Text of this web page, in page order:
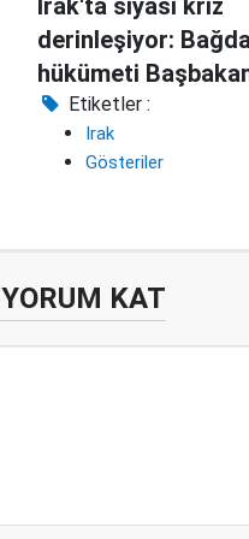
Irak'ta siyasi kriz
derinleşiyor:
hükümeti
Abdulmehdi istifa
Etiketler :
Irak
Gösteriler
YORUM KAT